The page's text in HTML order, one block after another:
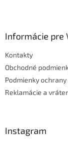
Informácie pre
Kontakty
Obchodné
Podmienky
Reklamácie a
Instagram